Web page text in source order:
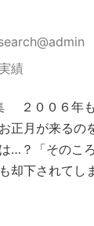
績
２００６年
正月が来るの
…？「そのこ
却下されてし